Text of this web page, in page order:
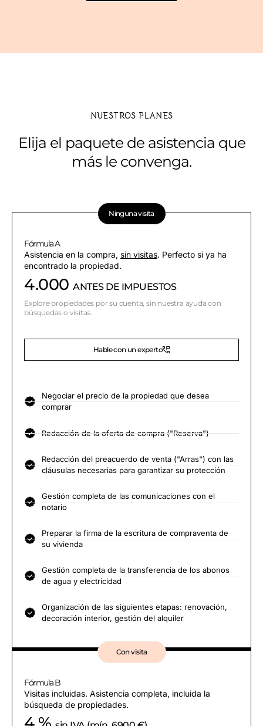
NUESTROS PLANES
Elija el paquete de asistencia que
más le convenga.
Ninguna visita
Fórmula A
Asistencia en la compra, sin visitas. Perfecto si ya ha
encontrado la propiedad.
4.000 ANTES DE IMPUESTOS
Explore propiedades por su cuenta, sin nuestra ayuda con
búsquedas o visitas.
Hable con un experto
Negociar el precio de la propiedad que desea
comprar
Redacción de la oferta de compra ("Reserva")
Redacción del preacuerdo de venta ("Arras") con las
cláusulas necesarias para garantizar su protección
Gestión completa de las comunicaciones con el
notario
Preparar la firma de la escritura de compraventa de
su vivienda
Gestión completa de la transferencia de los abonos
de agua y electricidad
Organización de las siguientes etapas: renovación,
decoración interior, gestión del alquiler
Con visita
Fórmula B
Visitas incluidas. Asistencia completa, incluida la
búsqueda de propiedades.